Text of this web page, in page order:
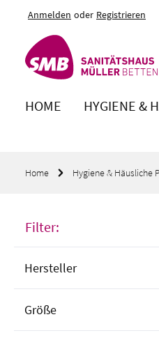
Hauptinhalt springen
Zur Suche springen
Zur Hauptnavigation
Anmelden oder Registrieren
HOME HYGIENE &
Home Hygiene & Häusliche
Filter:
Hersteller
Größe